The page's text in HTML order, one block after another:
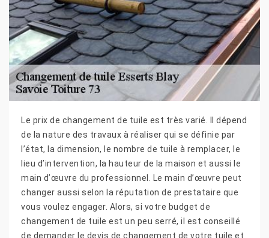
Le prix de changement de tuile est très varié. Il dépend
de la nature des travaux à réaliser qui se définie par
l’état, la dimension, le nombre de tuile à remplacer, le
lieu d’intervention, la hauteur de la maison et aussi le
main d’œuvre du professionnel. Le main d’œuvre peut
changer aussi selon la réputation de prestataire que
vous voulez engager. Alors, si votre budget de
changement de tuile est un peu serré, il est conseillé
de demander le devis de changement de votre tuile et